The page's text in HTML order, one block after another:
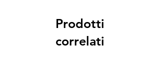
Prodotti
correlati